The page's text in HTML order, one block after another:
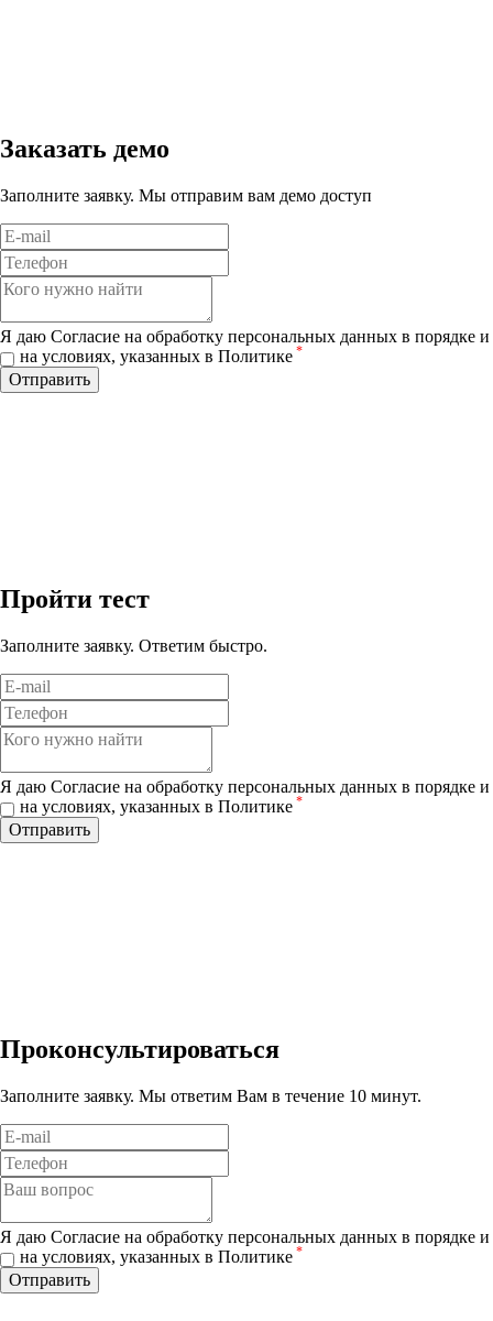
Заказать демо
Заполните заявку. Мы отправим вам демо доступ
Я даю Согласие на обработку персональных данных в порядке и
на условиях, указанных в Политике *
Отправить
Пройти тест
Заполните заявку. Ответим быстро.
Я даю Согласие на обработку персональных данных в порядке и
на условиях, указанных в Политике *
Отправить
Проконсультироваться
Заполните заявку. Мы ответим Вам в течение 10 минут.
Я даю Согласие на обработку персональных данных в порядке и
на условиях, указанных в Политике *
Отправить